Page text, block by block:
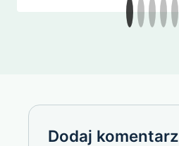
Dodaj komentarz